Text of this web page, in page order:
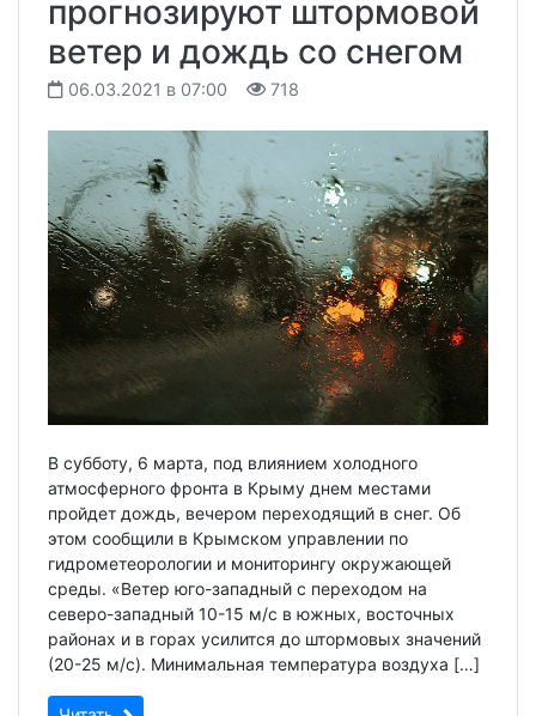
прогнозируют штормовой
ветер и дождь со снегом
06.03.2021 в 07:00 718
В субботу, 6 марта, под влиянием холодного
атмосферного фронта в Крыму днем местами
пройдет дождь, вечером переходящий в снег. Об
этом сообщили в Крымском управлении по
гидрометеорологии и мониторингу окружающей
среды. «Ветер юго-западный с переходом на
северо-западный 10-15 м/с в южных, восточных
районах и в горах усилится до штормовых значений
(20-25 м/с). Минимальная температура воздуха […]